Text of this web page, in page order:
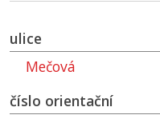
ulice
Mečová
číslo orientační